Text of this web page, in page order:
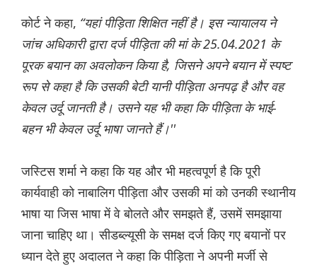
कोर्ट ने कहा, “यहां पीड़िता शिक्षित नहीं है। इस न्यायालय ने
जांच अधिकारी द्वारा दर्ज पीड़िता की मां के 25.04.2021 के
पूरक बयान का अवलोकन किया है, जिसने अपने बयान में स्पष्ट
रूप से कहा है कि उसकी बेटी यानी पीड़िता अनपढ़ है और वह
केवल उर्दू जानती है। उसने यह भी कहा कि पीड़िता के भाई-
बहन भी केवल उर्दू भाषा जानते हैं।''
जस्टिस शर्मा ने कहा कि यह और भी महत्वपूर्ण है कि पूरी
कार्यवाही को नाबालिग पीड़िता और उसकी मां को उनकी स्थानीय
भाषा या जिस भाषा में वे बोलते और समझते हैं, उसमें समझाया
जाना चाहिए था। सीडब्ल्यूसी के समक्ष दर्ज किए गए बयानों पर
ध्यान देते हुए अदालत ने कहा कि पीड़िता ने अपनी मर्जी से